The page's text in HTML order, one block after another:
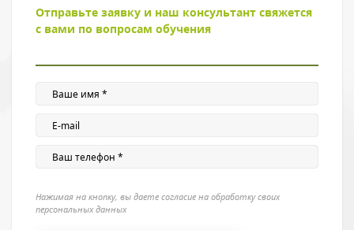
Отправьте заявку и наш консультант свяжется
с вами по вопросам обучения
Нажимая на кнопку, вы даете согласие на обработку своих
персональных данных
Введите символы с картинки
Нажимая на кнопку, вы даете согласие на обработку своих
персональных данных